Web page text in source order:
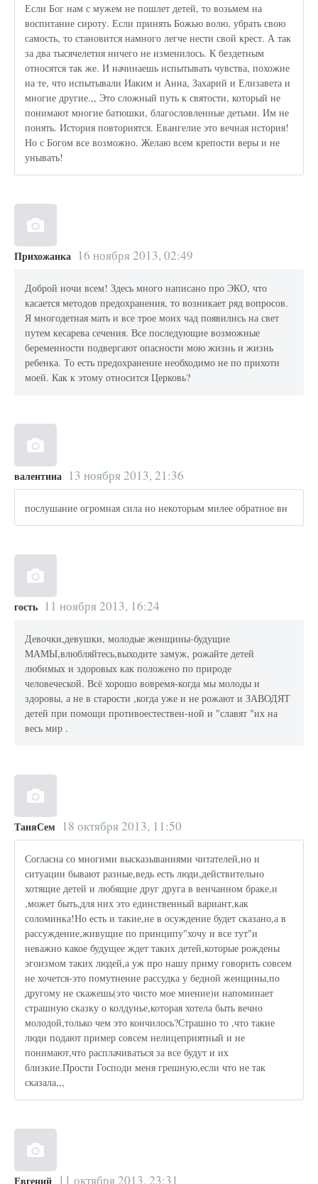
Если Бог нам с мужем не пошлет детей, то возьмем на
воспитание сироту. Если принять Божью волю, убрать свою
самость, то становится намного легче нести свой крест. А так
за два тысячелетия ничего не изменилось. К бездетным
относятся так же. И начинаешь испытывать чувства, похожие
на те, что испытывали Иаким и Анна, Захарий и Елизавета и
многие другие.,, Это сложный путь к святости, который не
понимают многие батюшки, благословленные детьми. Им не
понять. История повториятся. Евангелие это вечная история!
Но с Богом все возможно. Желаю всем крепости веры и не
унывать!
Прихожанка 16 ноября 2013, 02:49
Доброй ночи всем! Здесь много написано про ЭКО, что
касается методов предохранения, то возникает ряд вопросов.
Я многодетная мать и все трое моих чад появились на свет
путем кесарева сечения. Все последующие возможные
беременности подвергают опасности мою жизнь и жизнь
ребенка. То есть предохранение необходимо не по прихоти
моей. Как к этому относится Церковь?
валентина 13 ноября 2013, 21:36
послушание огромная сила но некоторым милее обратное вн
гость 11 ноября 2013, 16:24
Девочки,девушки, молодые женщины-будущие
МАМЫ,влюбляйтесь,выходите замуж, рожайте детей
любимых и здоровых как положено по природе
человеческой. Всё хорошо вовремя-когда мы молоды и
здоровы, а не в старости ,когда уже и не рожают и ЗАВОДЯТ
детей при помощи противоестествен-ной и "славят "их на
весь мир .
ТаняСем 18 октября 2013, 11:50
Согласна со многими высказываниями читателей,но и
ситуации бывают разные,ведь есть люди,действительно
хотящие детей и любящие друг друга в венчанном браке,и
,может быть,для них это единственный вариант,как
соломинка!Но есть и такие,не в осуждение будет сказано,а в
рассуждение,живущие по принципу"хочу и все тут"и
неважно какое будущее ждет таких детей,которые рождены
эгоизмом таких людей,а уж про нашу приму говорить совсем
не хочется-это помутнение рассудка у бедной женщины,по
другому не скажешь(это чисто мое мнение)и напоминает
страшную сказку о колдунье,которая хотела быть вечно
молодой,только чем это кончилось?Страшно то ,что такие
люди подают пример совсем нелицеприятный и не
понимают,что расплачиваться за все будут и их
близкие.Прости Господи меня грешную,если что не так
сказала,,,
Евгений 11 октября 2013, 23:31